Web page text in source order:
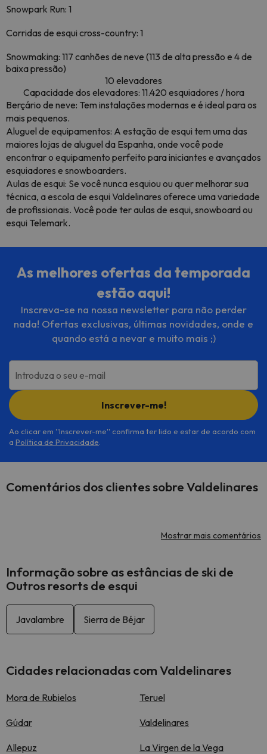
Snowpark Run: 1
Corridas de esqui cross-country: 1
Snowmaking: 117 canhões de neve (113 de alta pressão e 4 de
baixa pressão)
10 elevadores
Capacidade dos elevadores: 11.420 esquiadores / hora
Berçário de neve: Tem instalações modernas e é ideal para os
mais pequenos.
Aluguel de equipamentos: A estação de esqui tem uma das
maiores lojas de aluguel da Espanha, onde você pode
encontrar o equipamento perfeito para iniciantes e avançados
esquiadores e snowboarders.
Aulas de esqui: Se você nunca esquiou ou quer melhorar sua
técnica, a escola de esqui Valdelinares oferece uma variedade
de profissionais. Você pode ter aulas de esqui, snowboard ou
esqui Telemark.
As melhores ofertas da temporada
estão aqui!
Inscreva-se na nossa newsletter para não perder
nada! Ofertas exclusivas, últimas novidades, onde e
quando está a nevar e muito mais ;)
Introduza o seu e-mail
Inscrever-me!
Ao clicar em ''Inscrever-me'' confirma ter lido e estar de acordo com
a Política de Privacidade
Comentários dos clientes sobre Valdelinares
Mostrar mais comentários
Informação sobre as estâncias de ski de
Outros resorts de esqui
Javalambre Sierra de Béjar
Cidades relacionadas com Valdelinares
Mora de Rubielos Teruel
Gúdar Valdelinares
Allepuz La Virgen de la Vega